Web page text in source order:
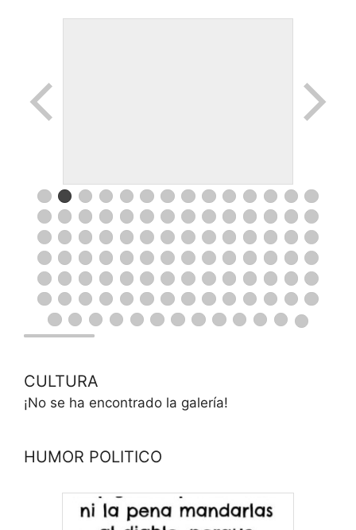
CULTURA
¡No se ha encontrado la galería!
HUMOR POLITICO